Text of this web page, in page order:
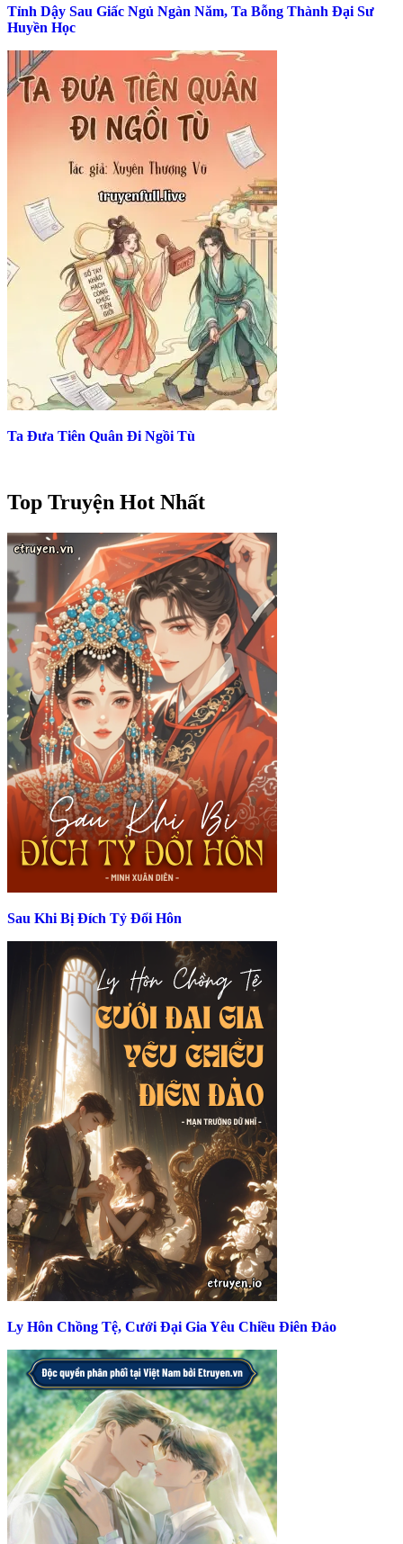
Tỉnh Dậy Sau Giấc Ngủ Ngàn Năm, Ta Bỗng Thành Đại Sư
Huyền Học
Ta Đưa Tiên Quân Đi Ngồi Tù
Top Truyện Hot Nhất
Sau Khi Bị Đích Tỷ Đổi Hôn
Ly Hôn Chồng Tệ, Cưới Đại Gia Yêu Chiều Điên Đảo